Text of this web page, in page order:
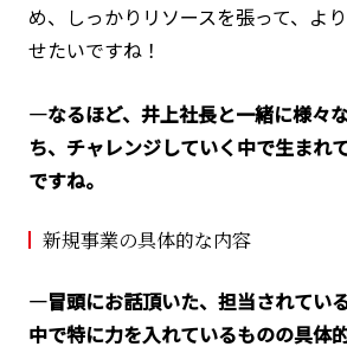
め、しっかりリソースを張って、よ
せたいですね！
―なるほど、井上社長と一緒に様々
ち、チャレンジしていく中で生まれ
ですね。
新規事業の具体的な内容
―冒頭にお話頂いた、担当されてい
中で特に力を入れているものの具体